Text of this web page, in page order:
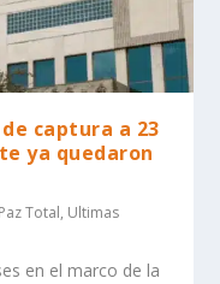
captura a 23
ya quedaron
Paz Total, Ultimas
en el marco de la